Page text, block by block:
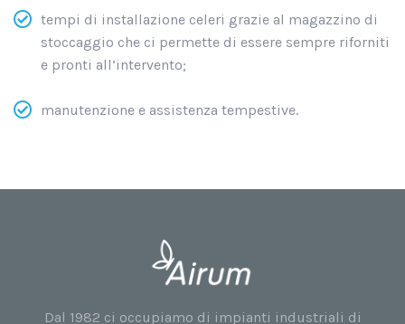
tempi di installazione celeri grazie al magazzino di
stoccaggio che ci permette di essere sempre riforniti
e pronti all’intervento;
manutenzione e assistenza tempestive.
Dal 1982 ci occupiamo di impianti industriali di